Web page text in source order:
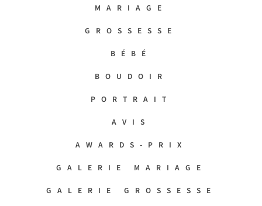
MARIAGE
GROSSESSE
BÉBÉ
BOUDOIR
PORTRAIT
AVIS
AWARDS-PRIX
GALERIE MARIAGE
GALERIE GROSSESSE